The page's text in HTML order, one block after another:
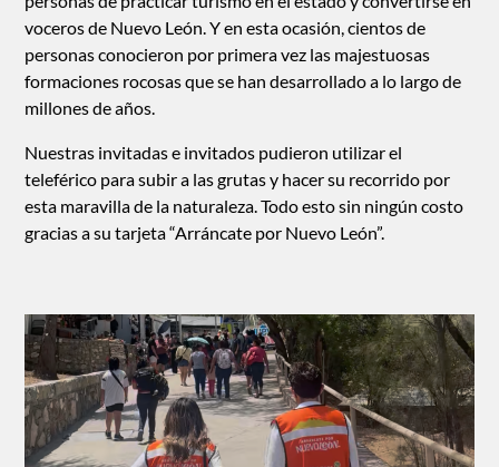
voceros de Nuevo León. Y en esta ocasión, cientos de
personas conocieron por primera vez las majestuosas
formaciones rocosas que se han desarrollado a lo largo de
millones de años.
Nuestras invitadas e invitados pudieron utilizar el
teleférico para subir a las grutas y hacer su recorrido por
esta maravilla de la naturaleza. Todo esto sin ningún costo
gracias a su tarjeta “Arráncate por Nuevo León”.